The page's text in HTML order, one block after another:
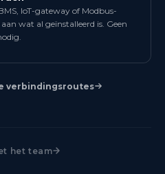
IoT-gateway of Modbus-
wat al geïnstalleerd is. Geen
verbindingsroutes
het team